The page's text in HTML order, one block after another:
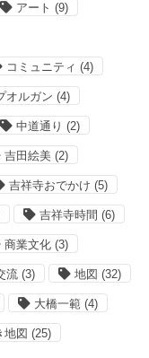
アート (9)
コミュニティ (4)
オルガン (4)
中道通り (2)
吉田絵美 (2)
吉祥寺おでかけ (5)
吉祥寺時間 (6)
商業文化 (3)
流 (3) 地図 (32)
大橋一範 (4)
地図 (25)